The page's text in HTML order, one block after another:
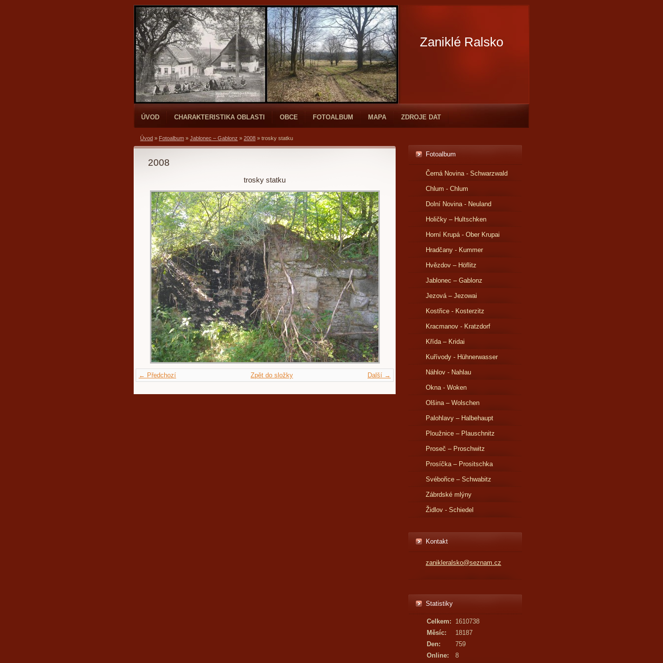
Zaniklé Ralsko
ÚVOD CHARAKTERISTIKA OBLASTI OBCE FOTOALBUM MAPA ZDROJE DAT
Úvod » Fotoalbum » Jablonec – Gablonz » 2008 » trosky statku
2008
trosky statku
← Předchozí Další →
Zpět do složky
Fotoalbum
Černá Novina - Schwarzwald
Chlum - Chlum
Dolní Novina - Neuland
Holičky – Hultschken
Horní Krupá - Ober Krupai
Hradčany - Kummer
Hvězdov – Höflitz
Jablonec – Gablonz
Jezová – Jezowai
Kostřice - Kosterzitz
Kracmanov - Kratzdorf
Křída – Kridai
Kuřívody - Hühnerwasser
Náhlov - Nahlau
Okna - Woken
Olšina – Wolschen
Palohlavy – Halbehaupt
Ploužnice – Plauschnitz
Proseč – Proschwitz
Prosíčka – Prositschka
Svébořice – Schwabitz
Zábrdské mlýny
Židlov - Schiedel
Kontakt
zanikleralsko@seznam.cz
Statistiky
Online: 8
Celkem:
1610738
Měsíc:
18187
Den:
759